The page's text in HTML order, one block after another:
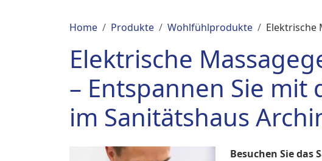
Home Produkte Wohlfühlprodukte Elektrische
Elektrische
– Entspannen Sie mit
im Sanitätshaus
Besuchen Sie